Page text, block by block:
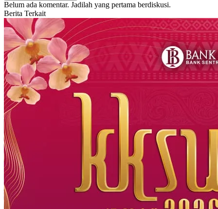
Belum ada komentar. Jadilah yang pertama berdiskusi.
Berita Terkait